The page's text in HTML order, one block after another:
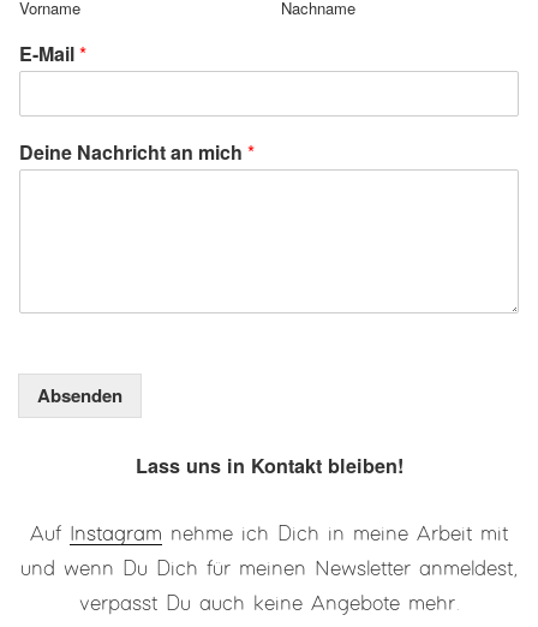
Vorname Nachname
m
i
h
n
l
E-Mail*
Deine Nachricht an mich *
Absenden
Lass uns in Kontakt bleiben!
Auf Instagram nehme ich Dich in meine Arbeit mit
und wenn Du Dich für meinen Newsletter anmeldest,
verpasst Du auch keine Angebote mehr.